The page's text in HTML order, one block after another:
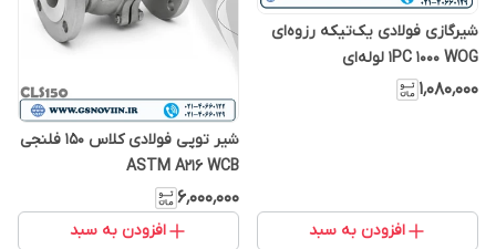
شیرگازی فولادی یک‌تیکه رزوه‌ای
1PC 1000 WOG لوله‌ای
۱٬۰۸۰٬۰۰۰
افزودن به سبد
شیر توپی فولادی کلاس 150 فلنجی
ASTM A216 WCB
۶٬۰۰۰٬۰۰۰
افزودن به سبد